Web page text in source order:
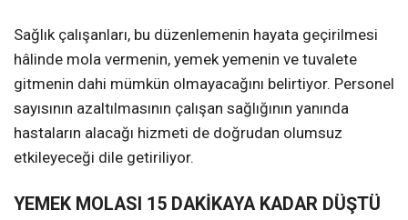
Sağlık çalışanları, bu düzenlemenin hayata geçirilmesi
hâlinde mola vermenin, yemek yemenin ve tuvalete
gitmenin dahi mümkün olmayacağını belirtiyor. Personel
sayısının azaltılmasının çalışan sağlığının yanında
hastaların alacağı hizmeti de doğrudan olumsuz
etkileyeceği dile getiriliyor.
YEMEK MOLASI 15 DAKİKAYA KADAR DÜŞTÜ